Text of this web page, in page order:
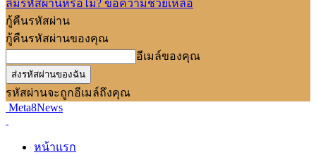
ลืมรหัสผ่านหรือไม่? ขอความช่วยเหลือ
กู้คืนรหัสผ่าน
กู้คืนรหัสผ่านของคุณ
อีเมล์ของคุณ
รหัสผ่านจะถูกอีเมล์ถึงคุณ
Meta8News
หน้าแรก